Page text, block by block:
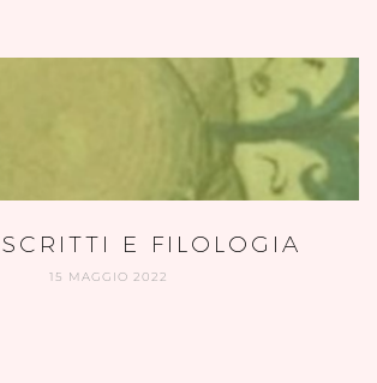
E FILOLOGIA
15 MAGGIO 2022